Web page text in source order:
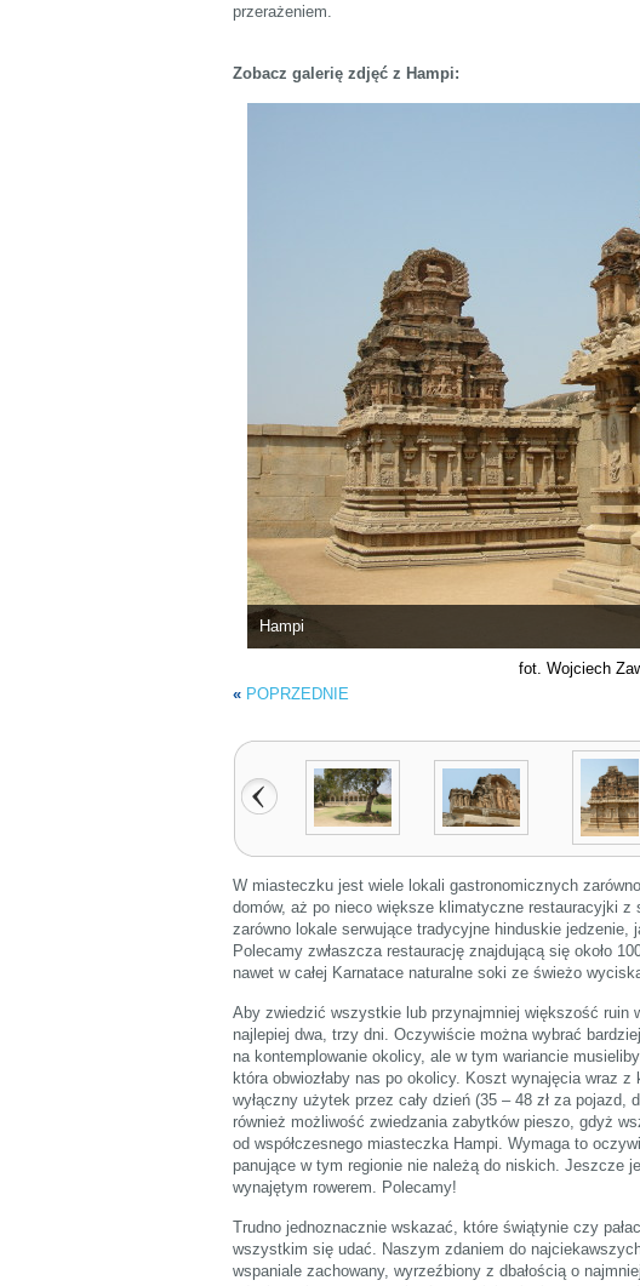
przerażeniem.
Zobacz galerię zdjęć z Hampi:
Hampi
fot. Wojciech
« POPRZEDNIE
W miasteczku jest wiele lokali gastronomicznych
domów, aż po nieco większe klimatyczne restauracyjki
zarówno lokale serwujące tradycyjne hinduskie jedzenie,
Polecamy zwłaszcza restaurację znajdującą się około
nawet w całej Karnatace naturalne soki ze świeżo
Aby zwiedzić wszystkie lub przynajmniej większość ruin
najlepiej dwa, trzy dni. Oczywiście można wybrać
na kontemplowanie okolicy, ale w tym wariancie
która obwiozłaby nas po okolicy. Koszt wynajęcia wraz
wyłączny użytek przez cały dzień (35 – 48 zł za
również możliwość zwiedzania zabytków pieszo, gdyż
od współczesnego miasteczka Hampi. Wymaga to
panujące w tym regionie nie należą do niskich. Jeszcze
wynajętym rowerem. Polecamy!
Trudno jednoznacznie wskazać, które świątynie czy
wszystkim się udać. Naszym zdaniem do
wspaniale zachowany, wyrzeźbiony z dbałością o